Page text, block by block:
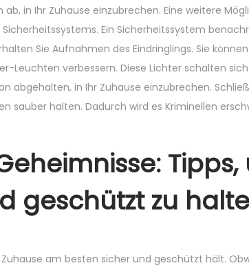
in Ihr Zuhause einzubrechen. Eine weitere
Ein Sicherheitssystem
Sie Aufnahmen des Eindringlings. Sie
Leuchten verbessern. Diese Lichter schalten
abgehalten, in Ihr Zuhause einzubrechen.
sauber halten. Dadurch wird es Kriminellen
geschützt zu
am besten sicher und geschützt hält.